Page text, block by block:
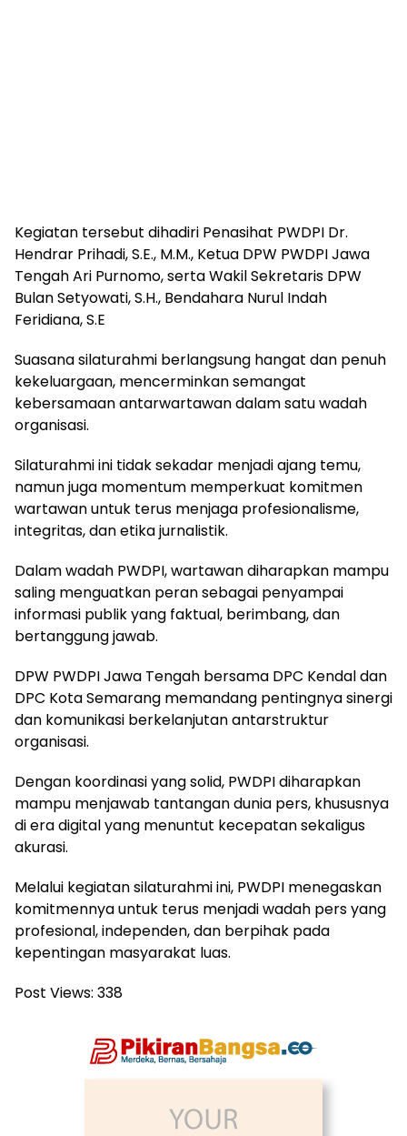
Kegiatan tersebut dihadiri Penasihat PWDPI Dr.
Hendrar Prihadi, S.E., M.M., Ketua DPW PWDPI Jawa
Tengah Ari Purnomo, serta Wakil Sekretaris DPW
Bulan Setyowati, S.H., Bendahara Nurul Indah
Feridiana, S.E
Suasana silaturahmi berlangsung hangat dan penuh
kekeluargaan, mencerminkan semangat
kebersamaan antarwartawan dalam satu wadah
organisasi.
Silaturahmi ini tidak sekadar menjadi ajang temu,
namun juga momentum memperkuat komitmen
wartawan untuk terus menjaga profesionalisme,
integritas, dan etika jurnalistik.
Dalam wadah PWDPI, wartawan diharapkan mampu
saling menguatkan peran sebagai penyampai
informasi publik yang faktual, berimbang, dan
bertanggung jawab.
DPW PWDPI Jawa Tengah bersama DPC Kendal dan
DPC Kota Semarang memandang pentingnya sinergi
dan komunikasi berkelanjutan antarstruktur
organisasi.
Dengan koordinasi yang solid, PWDPI diharapkan
mampu menjawab tantangan dunia pers, khususnya
di era digital yang menuntut kecepatan sekaligus
akurasi.
Melalui kegiatan silaturahmi ini, PWDPI menegaskan
komitmennya untuk terus menjadi wadah pers yang
profesional, independen, dan berpihak pada
kepentingan masyarakat luas.
Post Views: 338